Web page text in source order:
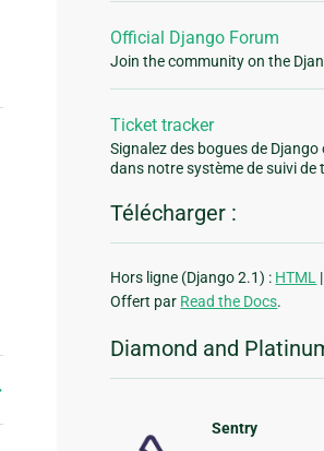
Official Django Forum
Join the community on the
Ticket tracker
Signalez des bogues de
dans notre système de suivi de
Télécharger :
Hors ligne (Django 2.1) : HTML |
Offert par Read the Docs.
Diamond and
Sentry